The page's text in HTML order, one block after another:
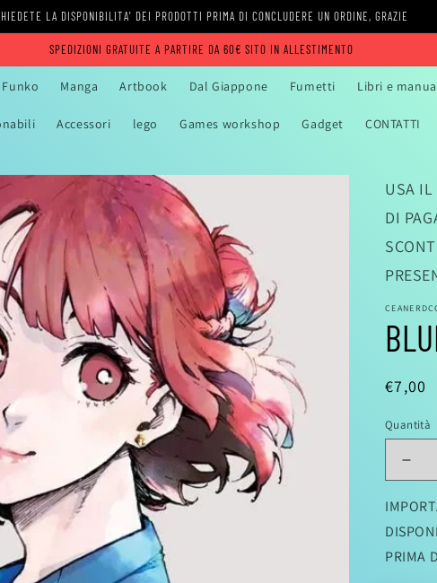
LA DISPONIBILITA' DEI PRODOTTI PRIMA DI CONCLUDERE UN ORDINE, GRAZIE
SPEDIZIONI GRATUITE A PARTIRE DA 60€ SITO IN ALLESTIMENTO
Funko Manga Artbook Dal Giappone Fumetti Libri e
Accessori lego Games workshop Gadget CONTATTI
USA IL
DI
Prezzo
listino
€7,00
Quantità
per
18
PRIMA